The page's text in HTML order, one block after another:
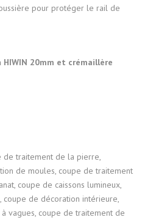
pour protéger le rail de
20mm et crémaillère
de traitement de la pierre,
de moules, coupe de traitement
coupe de caissons lumineux,
coupe de décoration intérieure,
vagues, coupe de traitement de